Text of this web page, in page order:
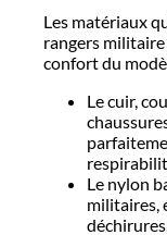
Les matériaux
rangers
confort du
Le cuir,
Le nylon
militaires,